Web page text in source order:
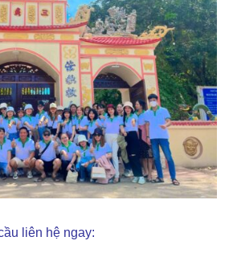
liên hệ ngay: